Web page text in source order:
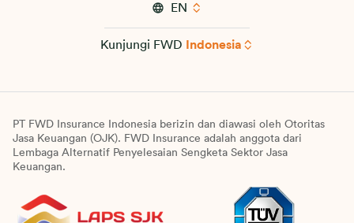
EN
Kunjungi FWD Indonesia
PT FWD Insurance Indonesia berizin dan diawasi oleh Otoritas
Jasa Keuangan (OJK). FWD Insurance adalah anggota dari
Lembaga Alternatif Penyelesaian Sengketa Sektor Jasa
Keuangan.